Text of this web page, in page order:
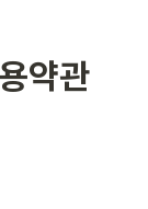
약관